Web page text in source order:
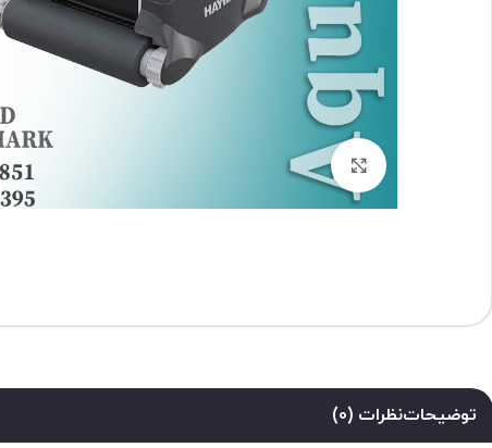
برای بزرگنمایی کلیک کنید
توضیحاتنظرات (0)